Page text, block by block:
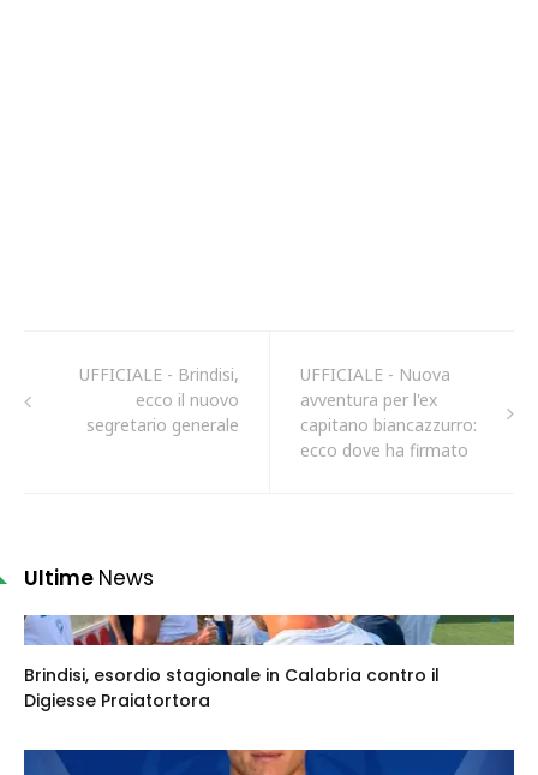
UFFICIALE - Brindisi,
ecco il nuovo
segretario generale
UFFICIALE - Nuova
avventura per l'ex
capitano biancazzurro:
ecco dove ha firmato
Ultime News
Brindisi, esordio stagionale in Calabria contro il
Digiesse Praiatortora